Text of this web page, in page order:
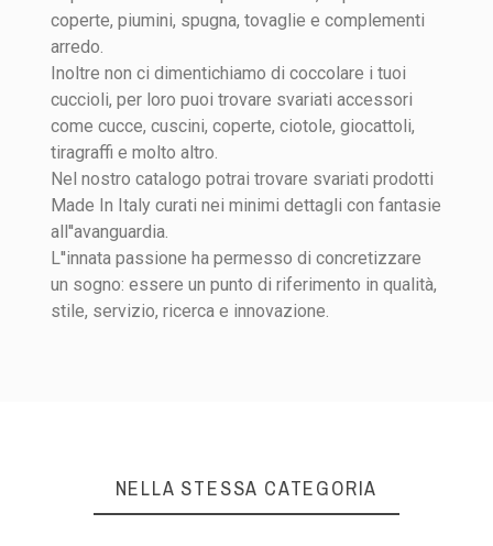
coperte, piumini, spugna, tovaglie e complementi
arredo.
Inoltre non ci dimentichiamo di coccolare i tuoi
cuccioli, per loro puoi trovare svariati accessori
come cucce, cuscini, coperte, ciotole, giocattoli,
tiragraffi e molto altro.
Nel nostro catalogo potrai trovare svariati prodotti
Made In Italy curati nei minimi dettagli con fantasie
all''avanguardia.
L''innata passione ha permesso di concretizzare
un sogno: essere un punto di riferimento in qualità,
stile, servizio, ricerca e innovazione.
NELLA STESSA CATEGORIA